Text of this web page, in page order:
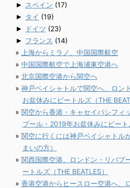
► スペイン (17)
► タイ (19)
►
ドイツ (23)
► フランス (14)
上海からミラノ、中国国際航空
中国国際航空で上海浦東空港へ
北京国際空港から関空へ
神戸ベイシャトルで関空へ、ロン
お盆休みにビートルズ（THE
関空から香港・キャセイパシフィ
プール・2019年お盆休みにビート
関空に行くには神戸ベイシャトル
まいの方）
関西国際空港、ロンドン・リバプ
ートルズ（THE BEATLES）
香港空港からヒースロー空港へ、